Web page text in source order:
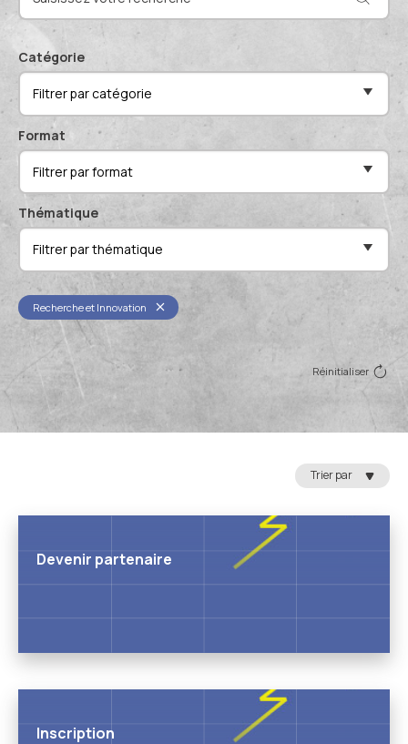
Conférences de professionnels
Publications scientifiques
Proposer mes compétences
Catégorie
Filtrer par catégorie
Format
Filtrer par format
Thématique
Filtrer par thématique
Recherche et Innovation
Réinitialiser
Trier par
Devenir partenaire
Inscription